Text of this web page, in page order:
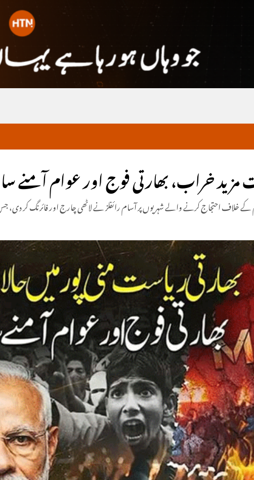
مزید خراب، بھارتی فوج اور عوام آمنے